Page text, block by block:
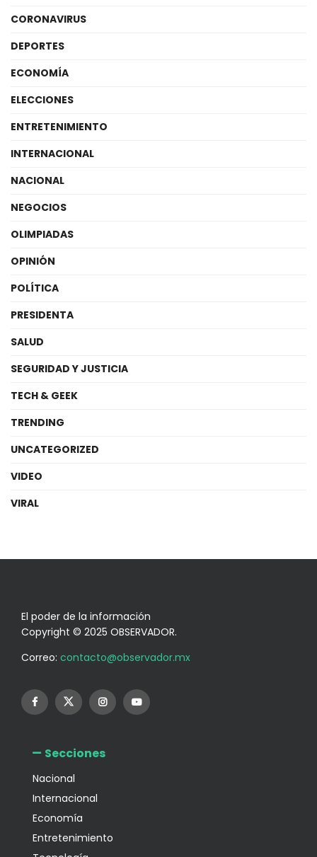
CORONAVIRUS
DEPORTES
ECONOMÍA
ELECCIONES
ENTRETENIMIENTO
INTERNACIONAL
NACIONAL
NEGOCIOS
OLIMPIADAS
OPINIÓN
POLÍTICA
PRESIDENTA
SALUD
SEGURIDAD Y JUSTICIA
TECH & GEEK
TRENDING
UNCATEGORIZED
VIDEO
VIRAL
El poder de la información
Copyright © 2025 OBSERVADOR.
Correo: contacto@observador.mx
Secciones
Nacional
Internacional
Economía
Entretenimiento